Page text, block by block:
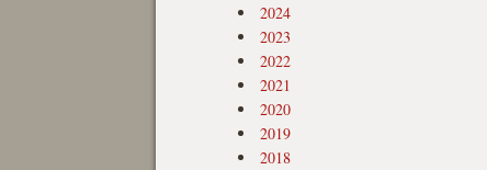
2024
2023
2022
2021
2020
2019
2018